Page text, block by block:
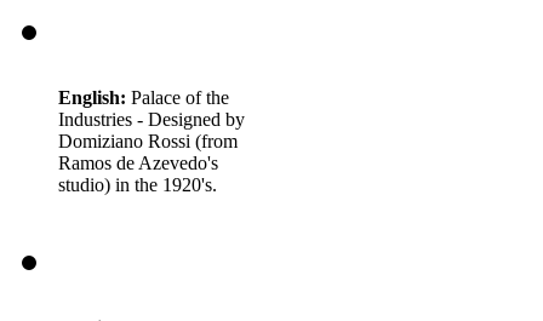
English: Palace of the
Industries - Designed by
Domiziano Rossi (from
Ramos de Azevedo's
studio) in the 1920's.